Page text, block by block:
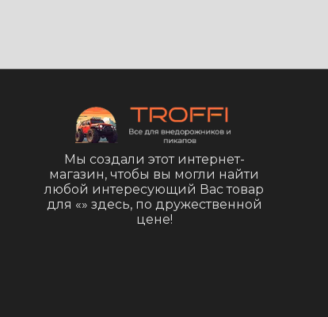
Мы создали этот интернет-
магазин, чтобы вы могли найти
любой интересующий Вас товар
для «» здесь, по дружественной
цене!